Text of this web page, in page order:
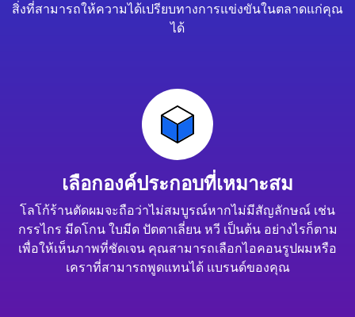
สิ่งที่สามารถให้ความได้เปรียบทางการแข่งขันในตลาดแก่คุณ
ได้
เลือกองค์ประกอบที่เหมาะสม
โลโก้ร้านตัดผมจะถือว่าไม่สมบูรณ์หากไม่มีสัญลักษณ์ เช่น
กรรไกร มีดโกน ใบมีด ปัตตาเลี่ยน หวี เป็นต้น อย่างไรก็ตาม
เพื่อให้เห็นภาพที่ชัดเจน คุณสามารถเลือกไอคอนรูปผมหรือ
เคราที่สามารถพูดแทนได้ แบรนด์ของคุณ